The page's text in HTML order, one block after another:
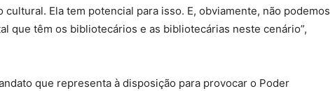
Ela tem potencial para isso. E, obviamente, não podemos
que têm os bibliotecários e as bibliotecárias neste cenário”,
que representa à disposição para provocar o Poder